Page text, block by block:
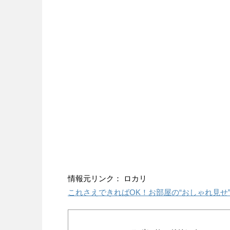
情報元リンク： ロカリ
これさえできればOK！お部屋の“おしゃれ見せ